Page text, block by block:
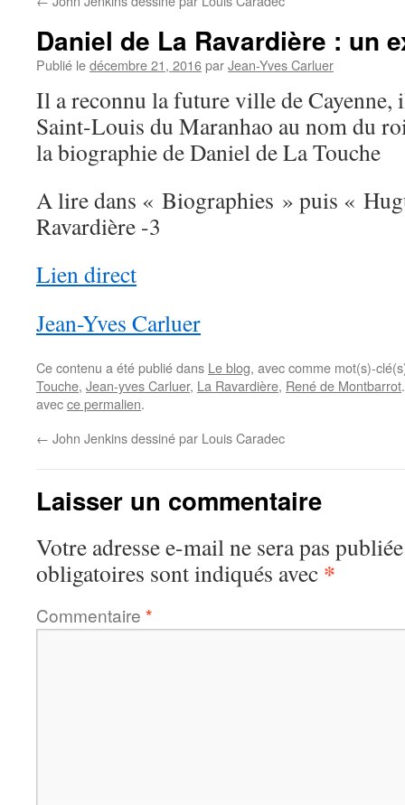
Daniel de La Ravardière : un
Publié ledécembre 21, 2016parJean-Yves Carluer
Il a reconnu la future ville de Cayenne,
Saint-Louis du Maranhao au nom du
la biographie de Daniel de La Touche
A lire dans « Biographies » puis «
Ravardière -3
Lien direct
Jean-Yves Carluer
Ce contenu a été publié dans Le blog, avec comme mot(s)-
Touche, Jean-yves Carluer, La Ravardière, René de Montbarrot
avecce permalien.
← John Jenkins dessiné par Louis Caradec
Laisser un commentaire
Votre adresse e-mail ne sera pas
obligatoires sont indiqués avec *
Commentaire *